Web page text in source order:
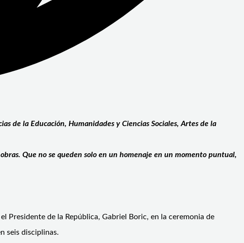
de la Educación, Humanidades y Ciencias Sociales, Artes de la
Que no se queden solo en un homenaje en un momento puntual,
Presidente de la República, Gabriel Boric, en la ceremonia de
seis disciplinas.